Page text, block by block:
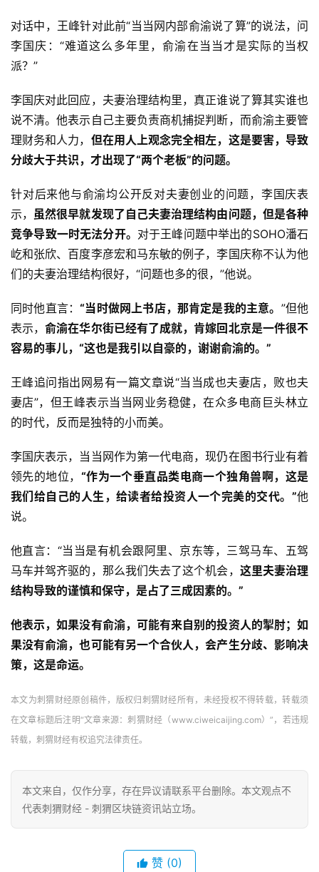
对话中，王峰针对此前“当当网内部俞渝说了算”的说法，问
李国庆：“难道这么多年里，俞渝在当当才是实际的当权
派？”
李国庆对此回应，夫妻治理结构里，真正谁说了算其实谁也
说不清。他表示自己主要负责商机捕捉判断，而俞渝主要管
理财务和人力， 但在用人上观念完全相左，这是要害，导致
分歧大于共识，才出现了“两个老板”的问题。
针对后来他与俞渝均公开反对夫妻创业的问题，李国庆表
示， 虽然很早就发现了自己夫妻治理结构由问题，但是各种
竞争导致一时无法分开。 对于王峰问题中举出的SOHO潘石
屹和张欣、百度李彦宏和马东敏的例子，李国庆称不认为他
们的夫妻治理结构很好，“问题也多的很，”他说。
同时他直言：“当时做网上书店，那肯定是我的主意。 ”但他
表示，俞渝在华尔街已经有了成就，肯嫁回北京是一件很不
容易的事儿，“这也是我引以自豪的，谢谢俞渝的。”
王峰追问指出网易有一篇文章说“当当成也夫妻店，败也夫
妻店”，但王峰表示当当网业务稳健，在众多电商巨头林立
的时代，反而是独特的小而美。
李国庆表示，当当网作为第一代电商，现仍在图书行业有着
领先的地位， “作为一个垂直品类电商一个独角兽啊，这是
我们给自己的人生，给读者给投资人一个完美的交代。”他
说。
他直言：“当当是有机会跟阿里、京东等，三驾马车、五驾
马车并驾齐驱的，那么我们失去了这个机会， 这里夫妻治理
结构导致的谨慎和保守，是占了三成因素的。”
他表示，如果没有俞渝，可能有来自别的投资人的掣肘；如
果没有俞渝，也可能有另一个合伙人，会产生分歧、影响决
策，这是命运。
本文为刺猬财经原创稿件，版权归刺猬财经所有，未经授权不得转载，转载须
在文章标题后注明“文章来源：刺猬财经（www.ciweicaijing.com）”，若违规
转载，刺猬财经有权追究法律责任。
本文来自 ，仅作分享，存在异议请联系平台删除。本文观点不
代表刺猬财经 - 刺猬区块链资讯站立场。
赞 (0)